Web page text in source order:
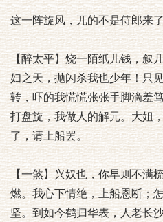
这一阵旋风，兀的不是侍郎来
【醉太平】烧一陌纸儿钱，叙
妇之天，抛闪杀我也少年！只
转，吓的我慌慌张张手脚滴羞
打盘旋，我做人的解元。大姐
了，请上船罢。
【一煞】兴奴也，你早则不满
燃。我心下情绝，上船恩断；
坚。到如今鹤归华表，人老长